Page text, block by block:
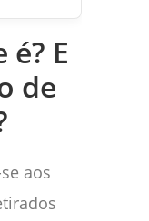
é? E
de
aos